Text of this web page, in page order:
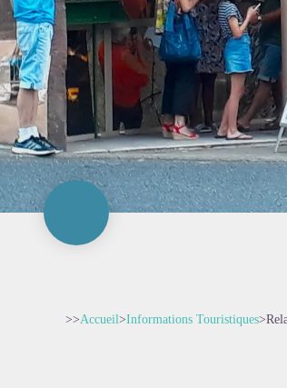
>>Accueil>Informations Touristiques>